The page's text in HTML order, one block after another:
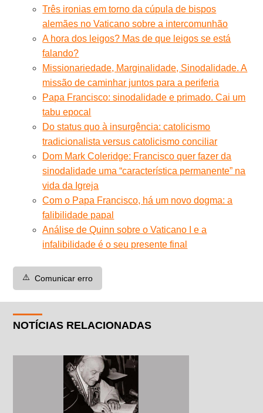
Três ironias em torno da cúpula de bispos
alemães no Vaticano sobre a intercomunhão
A hora dos leigos? Mas de que leigos se está
falando?
Missionariedade, Marginalidade, Sinodalidade. A
missão de caminhar juntos para a periferia
Papa Francisco: sinodalidade e primado. Cai um
tabu epocal
Do status quo à insurgência: catolicismo
tradicionalista versus catolicismo conciliar
Dom Mark Coleridge: Francisco quer fazer da
sinodalidade uma “característica permanente” na
vida da Igreja
Com o Papa Francisco, há um novo dogma: a
falibilidade papal
Análise de Quinn sobre o Vaticano I e a
infalibilidade é o seu presente final
⚠️ Comunicar erro
NOTÍCIAS RELACIONADAS